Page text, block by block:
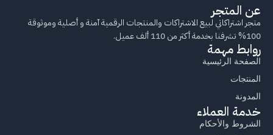
عن المتجر
متجر اشتراكاتي لبيع الاشتراكات والمنتجات الرقمية آمنة و أصلية وموثوقة
100% تشرفنا بخدمة أكثر من 110 ألف عميل.
روابط مهمة
الصفحة الرئيسية
المنتجات
المدونة
خدمة العملاء
الشروط والأحكام